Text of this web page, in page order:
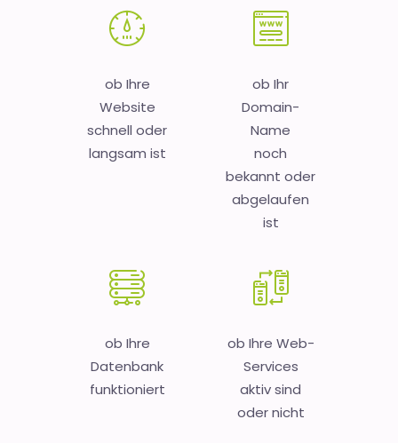
ob Ihre
Website
schnell oder
langsam ist
ob Ihr
Domain-
Name
noch
bekannt oder
abgelaufen
ist
ob Ihre
Datenbank
funktioniert
ob Ihre Web-
Services
aktiv sind
oder nicht